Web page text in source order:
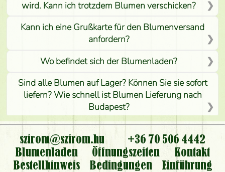
wird. Kann ich trotzdem Blumen verschicken?
Kann ich eine Grußkarte für den Blumenversand
anfordern?
Wo befindet sich der Blumenladen?
Sind alle Blumen auf Lager? Können Sie sie sofort
liefern? Wie schnell ist Blumen Lieferung nach
Budapest?
Ist der Blumenladen non stop geöffnet?
Kann ich den bestellten Blumenstrauß persönlich
nehmen oder nur per Blumenversand?
szirom@szirom.hu
+36 70 506 4442
Blumenladen
Öffnungszeiten
Kontakt
Bestellhinweis
Bedingungen
Einführung